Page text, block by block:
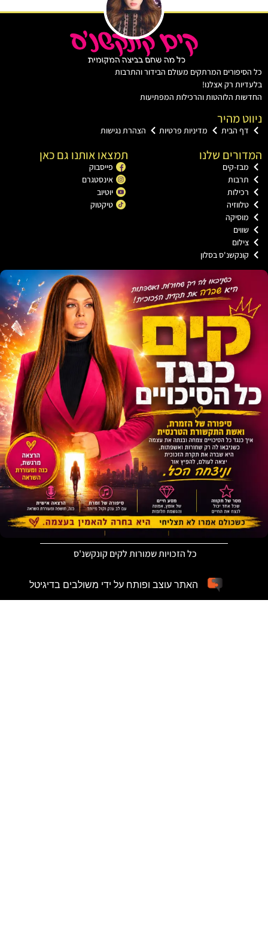
המרתקים מעולם הבידור והתרבות
רק אצלנו!
הלוהטות והרכילות המפתיעות
מהיר
הבית מדיניות פרטיות הצהרת נגישות
שלנו
קים
בסלון
תמצאו אותנו גם כאן
פייסבוק
אינסטגרם
יוטיוב
טיקטוק
כל הזכויות שמורות לקים קונקשנ'ס
האתר עוצב ופותח על ידי משולבים בדיגיטל